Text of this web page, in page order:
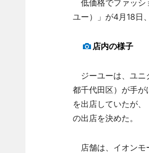
低価格でファッシ
ユー）」が4月18日
店内の様子
ジーユーは、ユニ
都千代田区）が手
を出店していたが
の出店を決めた。
店舗は、イオンモ